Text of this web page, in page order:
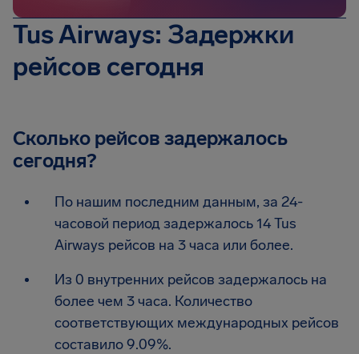
Tus Airways: Задержки
рейсов сегодня
Сколько рейсов задержалось
сегодня?
По нашим последним данным, за 24-
часовой период задержалось 14 Tus
Airways рейсов на 3 часа или более.
Из 0 внутренних рейсов задержалось на
более чем 3 часа. Количество
соответствующих международных рейсов
составило 9.09%.